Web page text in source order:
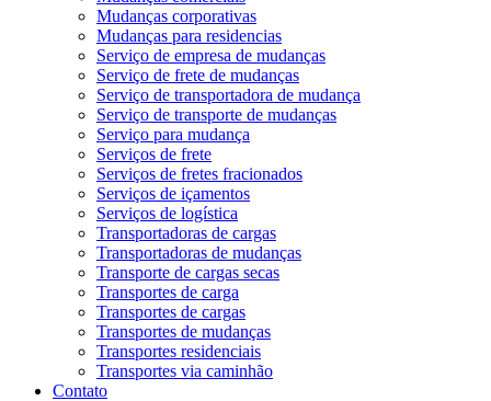
Mudanças corporativas
Mudanças para residencias
Serviço de empresa de mudanças
Serviço de frete de mudanças
Serviço de transportadora de mudança
Serviço de transporte de mudanças
Serviço para mudança
Serviços de frete
Serviços de fretes fracionados
Serviços de içamentos
Serviços de logística
Transportadoras de cargas
Transportadoras de mudanças
Transporte de cargas secas
Transportes de carga
Transportes de cargas
Transportes de mudanças
Transportes residenciais
Transportes via caminhão
Contato